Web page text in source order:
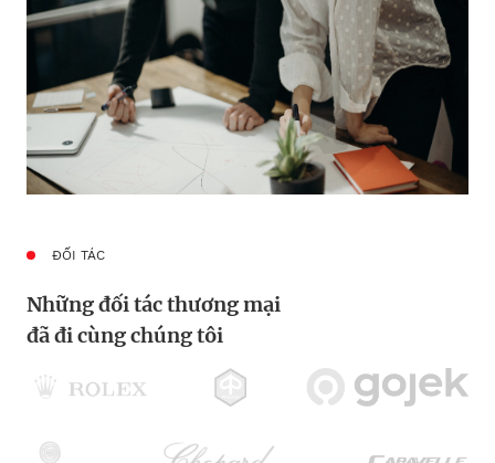
ĐỐI TÁC
Những đối tác thương mại
đã đi cùng chúng tôi